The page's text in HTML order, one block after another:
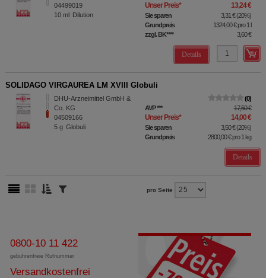
04499019
10 ml Dilution
Unser Preis* 13,24 €
Sie sparen 3,31 €(20%)
Grundpreis
1324,00 €pro 1 l
zzgl. BK**** 3,60 €
Details
SOLIDAGO VIRGAUREA LM XVIII Globuli
DHU-Arzneimittel GmbH &
Co. KG
04509166
5 g Globuli
0
AVP*** 17,50 €
Unser Preis* 14,00 €
Sie sparen 3,50 €(20%)
Grundpreis
2800,00 €pro 1 kg
Details
pro Seite
0800-10 11 422
gebührenfreie Rufnummer
Versandkostenfrei